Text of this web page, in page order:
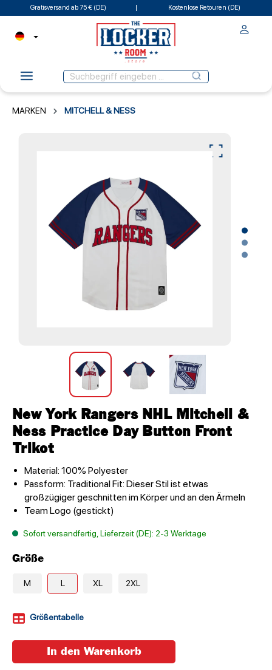
Gratisversand ab 75 € (DE) Kostenlose Retouren (DE)
MARKEN MITCHELL & NESS
New York Rangers NHL Mitchell &
Ness Practice Day Button Front
Trikot
Material: 100% Polyester
Passform: Traditional Fit: Dieser Stil ist etwas
großzügiger geschnitten im Körper und an den Ärmeln
Team Logo (gestickt)
Sofort versandfertig, Lieferzeit (DE): 2-3 Werktage
Größe
M L XL 2XL
Größentabelle
In den Warenkorb